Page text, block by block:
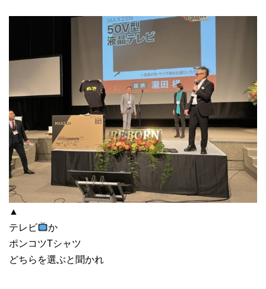
▲
テレビ
か
ポンコツTシャツ
どちらを選ぶと聞かれ